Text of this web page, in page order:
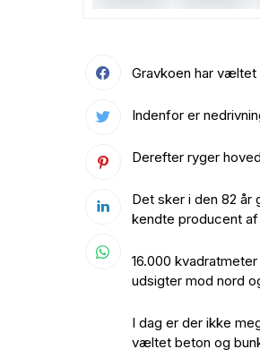
Gravkoen har
Indenfor er
Derefter ryger
Det sker i den 82 år
kendte producent
16.000
udsigter mod nord
I dag er der ikke
væltet beton og